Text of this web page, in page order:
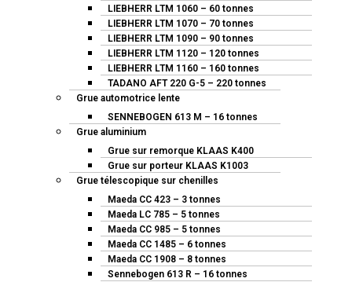
LIEBHERR LTM 1060 – 60 tonnes
LIEBHERR LTM 1070 – 70 tonnes
LIEBHERR LTM 1090 – 90 tonnes
LIEBHERR LTM 1120 – 120 tonnes
LIEBHERR LTM 1160 – 160 tonnes
TADANO AFT 220 G-5 – 220 tonnes
Grue automotrice lente
SENNEBOGEN 613 M – 16 tonnes
Grue aluminium
Grue sur remorque KLAAS K400
Grue sur porteur KLAAS K1003
Grue télescopique sur chenilles
Maeda CC 423 – 3 tonnes
Maeda LC 785 – 5 tonnes
Maeda CC 985 – 5 tonnes
Maeda CC 1485 – 6 tonnes
Maeda CC 1908 – 8 tonnes
Sennebogen 613 R – 16 tonnes